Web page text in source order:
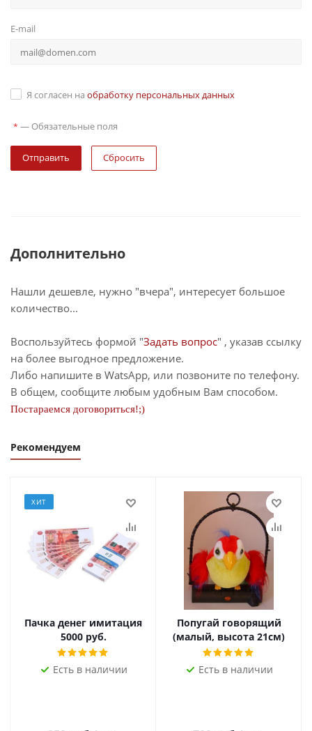
E-mail
Я согласен на обработку персональных данных
* — Обязательные поля
Сбросить
Дополнительно
Нашли дешевле, нужно "вчера", интересует большое
количество...
Воспользуйтесь формой "Задать вопрос" , указав ссылку
на более выгодное предложение.
Либо напишите в WatsApp, или позвоните по телефону.
В общем, сообщите любым удобным Вам способом.
Постараемся договориться!;)
Рекомендуем
ХИТ
Пачка денег имитация
5000 руб.
Есть в наличии
Попугай говорящий
(малый, высота 21см)
Есть в наличии